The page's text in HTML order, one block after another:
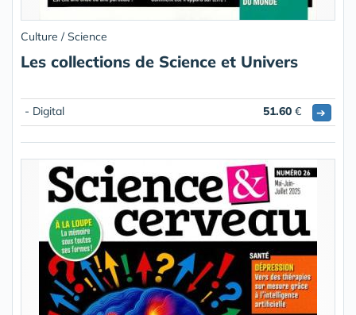
Culture / Science
Les collections de Science et Univers
- Digital 51.60 € ➔